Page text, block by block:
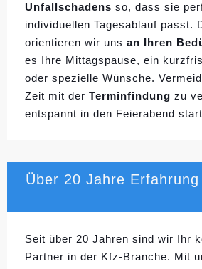
Unfallschadens so, dass sie
individuellen Tagesablauf passt.
orientieren wir uns an Ihren
es Ihre Mittagspause, ein
oder spezielle Wünsche.
Zeit mit der Terminfindung zu
entspannt in den Feierabend
Über 20 Jahre Erfahrung
Seit über 20 Jahren sind wir Ihr
Partner in der Kfz-Branche. Mit